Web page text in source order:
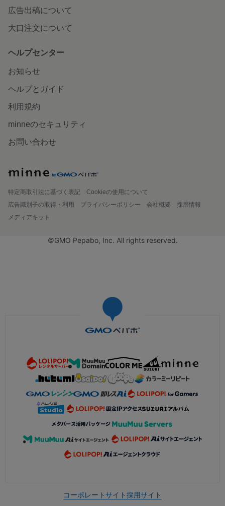
広告出稿について
大口注文について
ヘルプセンター
お知らせ
ヘルプとガイド
利用規約
minneのセキュリティ
お問い合わせ
特定商取引法に基づく表記
Cookieの使用について
広告識別子の取得・利用
プライバシーポリシー 会社概要
採用情報
メディアキット
©GMO Pepabo, Inc. All rights reserved.
コーポレートサイト採用サイト